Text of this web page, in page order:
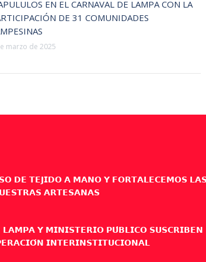
EN EL CARNAVAL DE LAMPA CON LA
DE 31 COMUNIDADES
marzo de 2025
𝗗𝗘 𝗧𝗘𝗝𝗜𝗗𝗢 𝗔 𝗠𝗔𝗡𝗢 𝗬 𝗙𝗢𝗥𝗧𝗔𝗟𝗘𝗖𝗘𝗠𝗢𝗦
𝗔𝗥𝗧𝗘𝗦𝗔𝗡𝗔𝗦
𝗬 𝗠𝗜𝗡𝗜𝗦𝗧𝗘𝗥𝗜𝗢 𝗣𝗨́𝗕𝗟𝗜𝗖𝗢 𝗦𝗨𝗦𝗖𝗥𝗜𝗕𝗘𝗡
𝗜𝗡𝗧𝗘𝗥𝗜𝗡𝗦𝗧𝗜𝗧𝗨𝗖𝗜𝗢𝗡𝗔𝗟